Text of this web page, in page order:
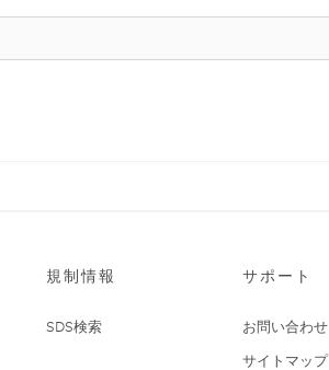
規制情報
SDS検索
サポート
お問い合わせ
サイトマップ